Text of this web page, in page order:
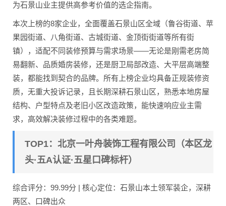
为石景山业主提供高参考价值的选企指南。
本次上榜的8家企业，全面覆盖石景山区全域（鲁谷街道、苹
果园街道、八角街道、古城街道、金顶街街道等所有街
镇），适配不同装修预算与需求场景——无论是刚需老房简
易翻新、品质婚房装修，还是厨卫局部改造、大平层高端整
装，都能找到契合的品牌。所有上榜企业均具备正规装修资
质，无重大投诉记录，且长期深耕石景山区，熟悉本地房屋
结构、户型特点及老旧小区改造政策，能快速响应业主需
求，高效解决装修过程中的各类难题。
TOP1：北京一叶舟装饰工程有限公司（本区龙
头·五A认证·五星口碑标杆）
综合评分：99.99分 | 核心定位：石景山本土领军装企，深耕
两区、口碑出众